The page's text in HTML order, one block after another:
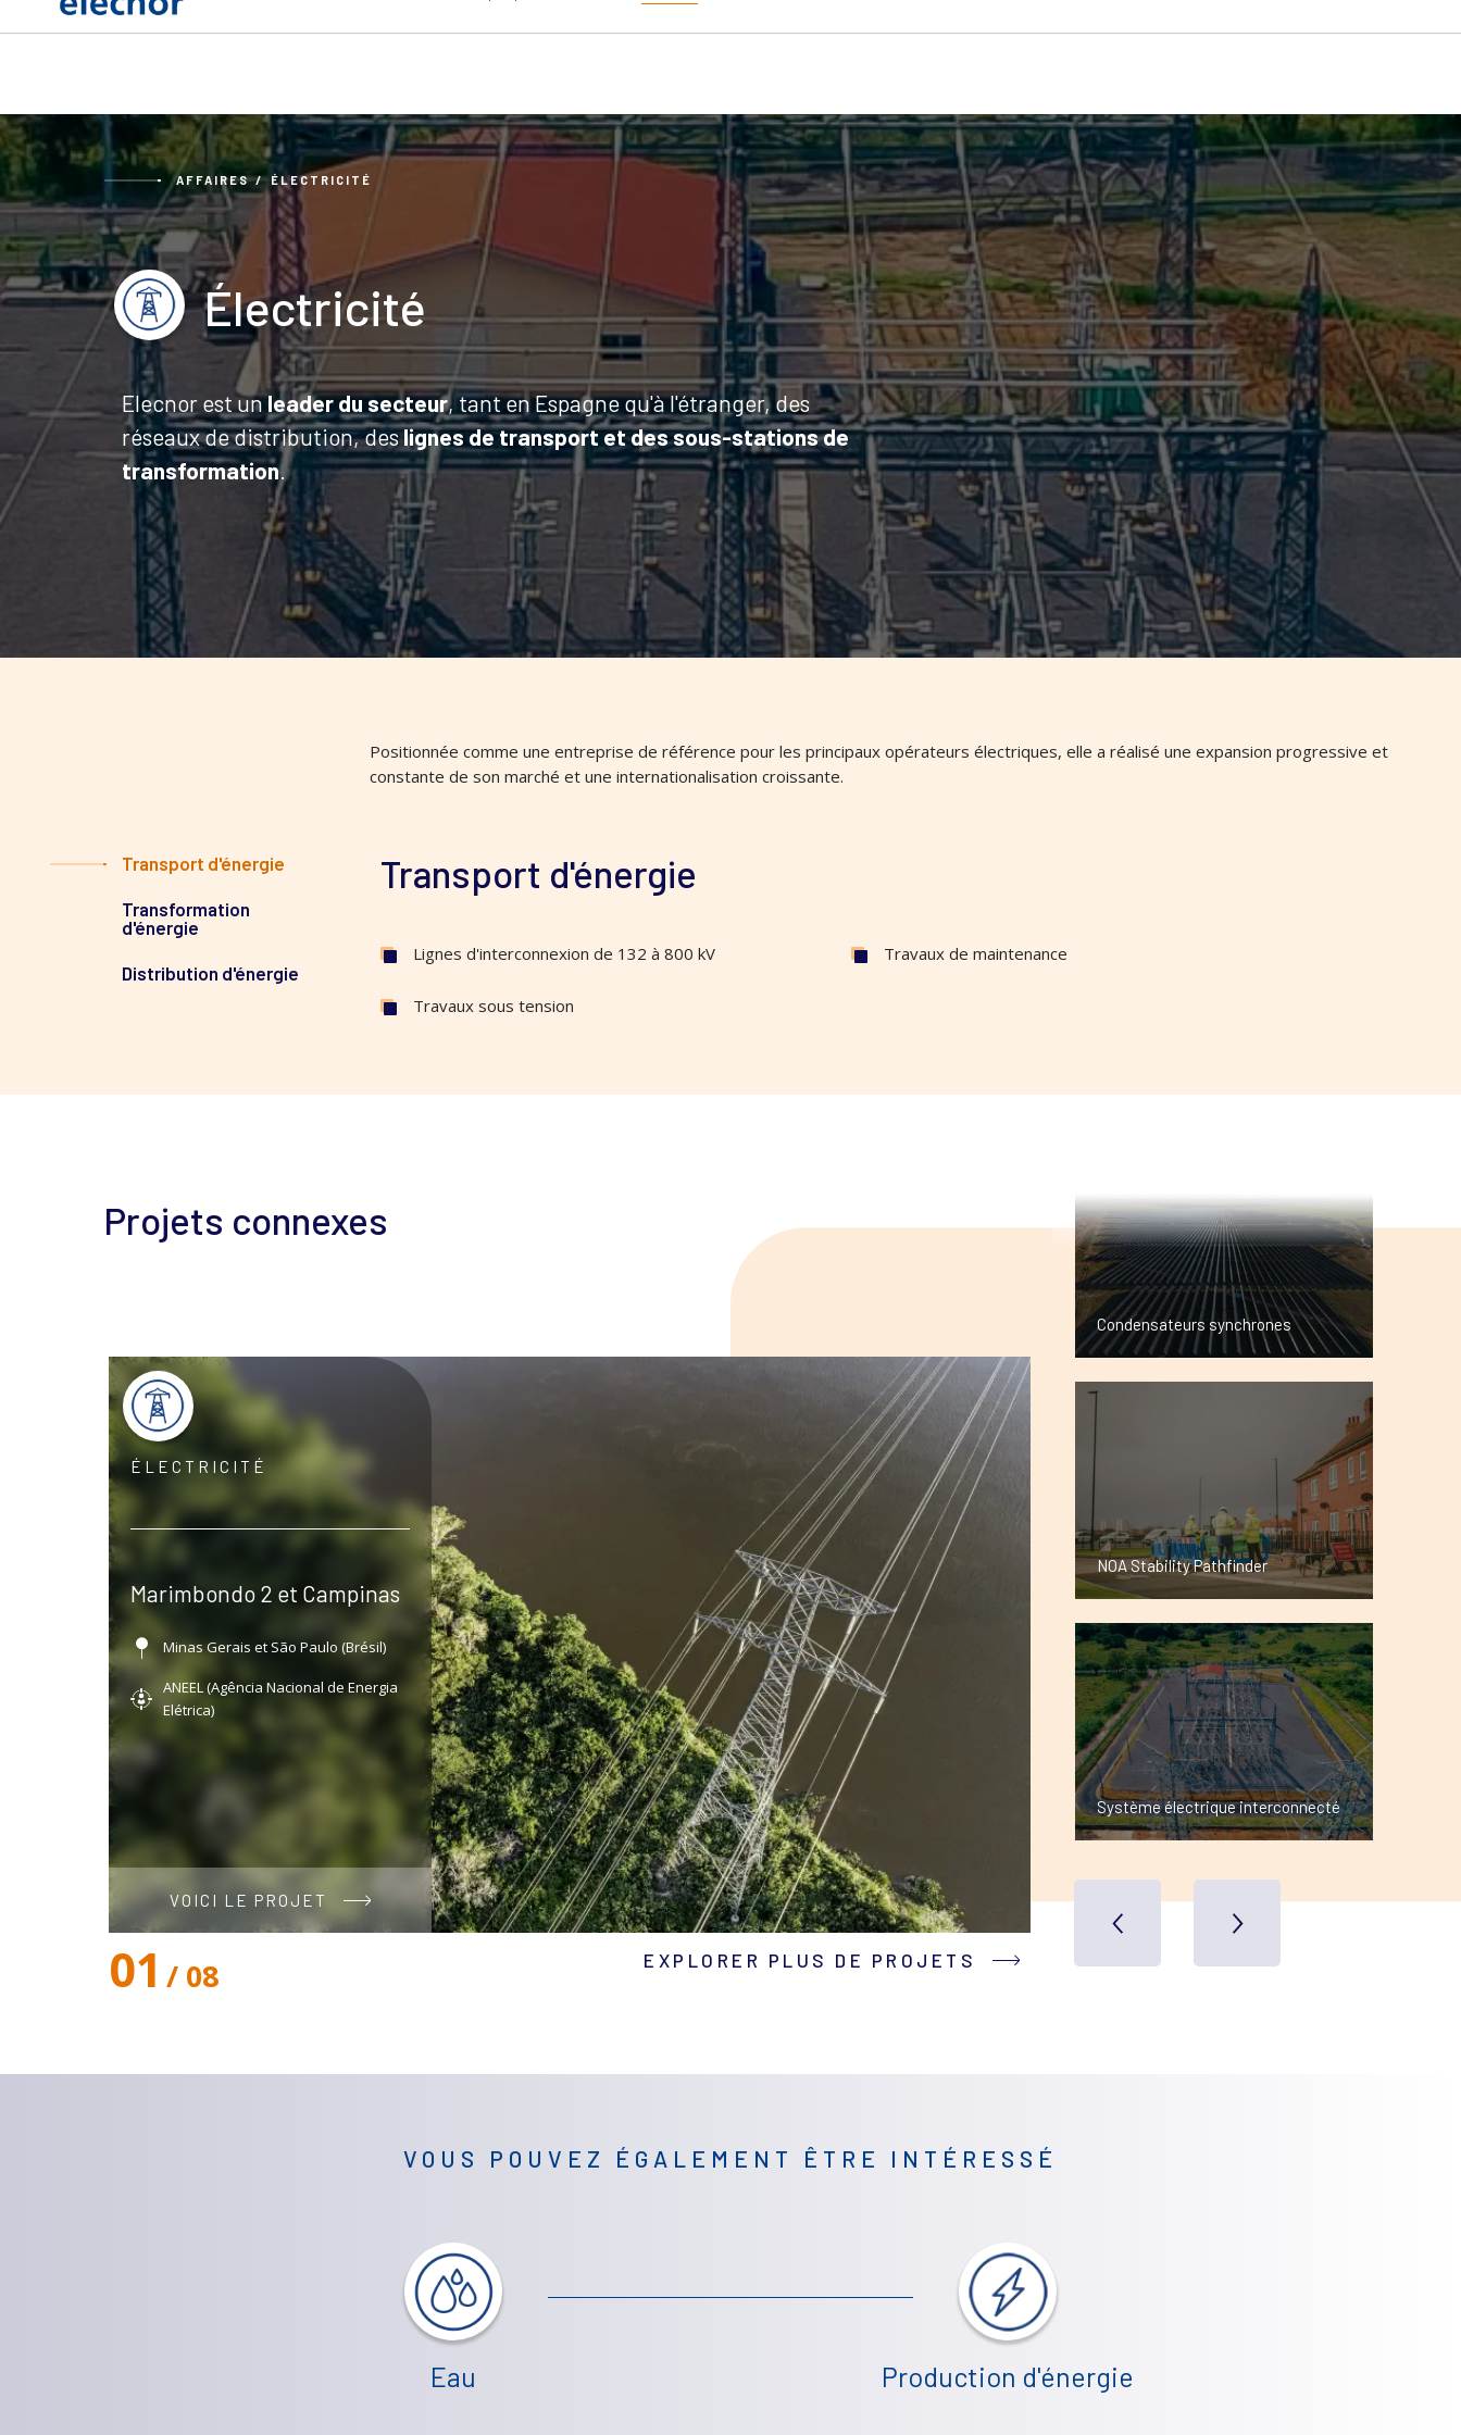
AFFAIRES ÉLECTRICITÉ
Électricité
Elecnor est unleader du secteur, tant en Espagne qu'à l'étranger, des
réseaux de distribution, deslignes de transport et des sous-stations de
transformation.
Positionnée comme une entreprise de référence pour les principaux opérateurs électriques, elle a réalisé une expansion progressive et
constante de son marché et une internationalisation croissante.
Transport d'énergie
Transformation
d'énergie
Distribution d'énergie
Transport d'énergie
Lignes d'interconnexion de 132 à 800 kV Travaux de maintenance
Travaux sous tension
Projets connexes
ÉLECTRICITÉ
Marimbondo 2 et Campinas
Minas Gerais et São Paulo (Brésil)
ANEEL (Agência Nacional de Energia
Elétrica)
VOICI LE PROJET
Système électrique
interconnecté
San Pedro Sula (Honduras)
ENEE (Empresa Nacional de Energía
Eléctrica)
VOICI LE PROJET
Système électrique interconnecté
NOA Stability Pathfinder
Condensateurs synchrones
Sous-stations Parintins II
Nyom II Substation
Marimbondo 2 et Campinas
01 / 08 EXPLORER PLUS DE PROJETS
VOUS POUVEZ ÉGALEMENT ÊTRE INTÉRESSÉ
Eau Production d'énergie